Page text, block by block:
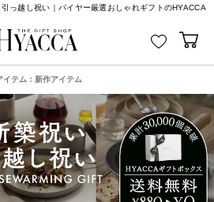
っ越し祝い｜バイヤー厳選おしゃれギフトのHYACCA
イテム：新作アイテム